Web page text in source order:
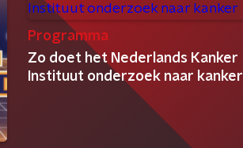
Programma
Zo doet het Nederlands Kanker
Instituut onderzoek naar kanker